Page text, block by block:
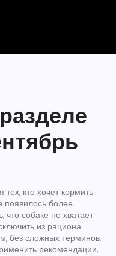
кто хочет кормить
появилось более
что собаке не хватает
из рациона
без сложных терминов,
рекомендации.